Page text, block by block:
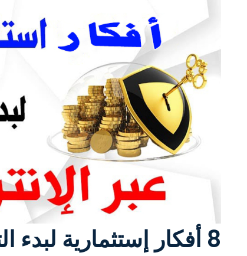
8 أفكار إستثمارية لبدء التجارة عبر الإنترنت